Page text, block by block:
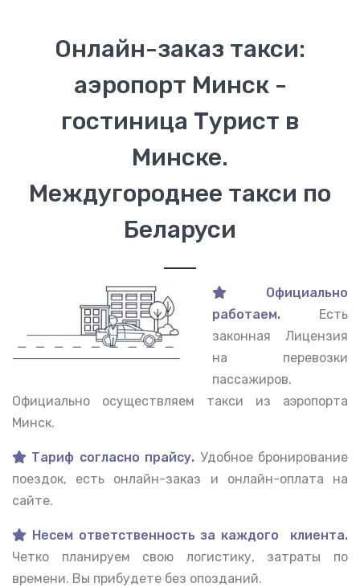
Онлайн-заказ такси:
аэропорт Минск -
гостиница Турист в
Минске.
Междугороднее такси по
Беларуси
Официально
работаем.
Есть
законная Лицензия
на перевозки
пассажиров.
Официально осуществляем такси из аэропорта
Минск.
Тариф согласно прайсу. Удобное бронирование
поездок, есть онлайн-заказ и онлайн-оплата на
сайте.
Несем ответственность за каждого клиента.
Четко планируем свою логистику, затраты по
времени. Вы прибудете без опозданий.